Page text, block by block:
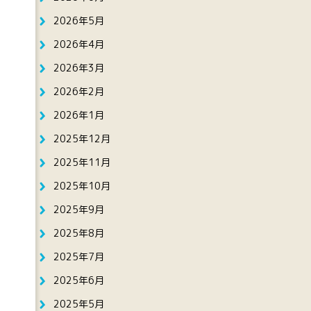
2026年5月
2026年4月
2026年3月
2026年2月
2026年1月
2025年12月
2025年11月
2025年10月
2025年9月
2025年8月
2025年7月
2025年6月
2025年5月